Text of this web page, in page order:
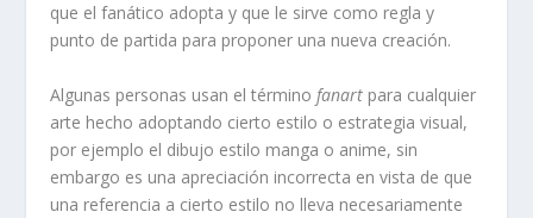
que el fanático adopta y que le sirve como regla y
punto de partida para proponer una nueva creación.
Algunas personas usan el término fanart para cualquier
arte hecho adoptando cierto estilo o estrategia visual,
por ejemplo el dibujo estilo manga o anime, sin
embargo es una apreciación incorrecta en vista de que
una referencia a cierto estilo no lleva necesariamente